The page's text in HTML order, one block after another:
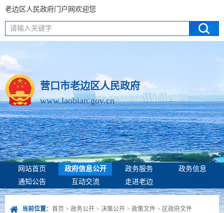
老边区人民政府门户网欢迎您
请输入关键字
营口市老边区人民政府
www.laobian.gov.cn
网站首页 政府信息公开 政务服务
政务信息
通知公告
互动交流 走进老边
当前位置： 首页 > 政务公开 > 决策公开 > 政策文件 > 区政府文件